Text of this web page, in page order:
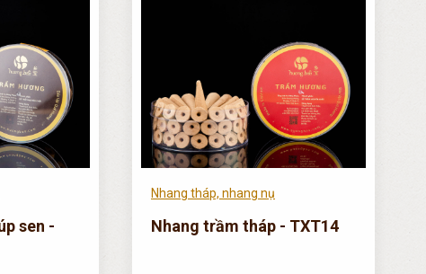
sen -
Nhang tháp, nhang nụ
Nhang trầm tháp - TXT14